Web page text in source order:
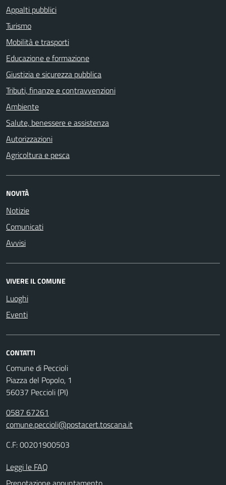
Appalti pubblici
Turismo
Mobilità e trasporti
Educazione e formazione
Giustizia e sicurezza pubblica
Tributi, finanze e contravvenzioni
Ambiente
Salute, benessere e assistenza
Autorizzazioni
Agricoltura e pesca
NOVITÀ
Notizie
Comunicati
Avvisi
VIVERE IL COMUNE
Luoghi
Eventi
CONTATTI
Comune di Peccioli
Piazza del Popolo, 1
56037 Peccioli (PI)
0587 67261
comune.peccioli@postacert.toscana.it
C.F: 00201900503
Leggi le FAQ